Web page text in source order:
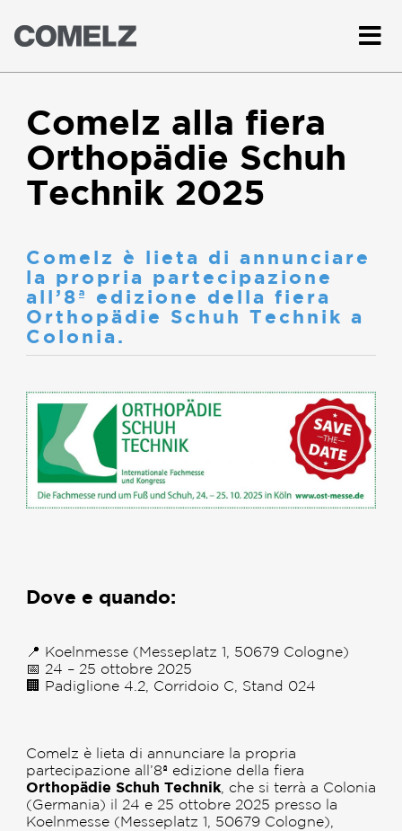
Comelz alla fiera
Orthopädie Schuh
Technik 2025
Comelz è lieta di annunciare
la propria partecipazione
all’8ª edizione della fiera
Orthopädie Schuh Technik a
Colonia.
Dove e quando:
📍 Koelnmesse (Messeplatz 1, 50679 Cologne)
📅 24 – 25 ottobre 2025
🏢 Padiglione 4.2, Corridoio C, Stand 024
Comelz è lieta di annunciare la propria
partecipazione all’8ª edizione della fiera
Orthopädie Schuh Technik , che si terrà a Colonia
(Germania) il 24 e 25 ottobre 2025 presso la
Koelnmesse (Messeplatz 1, 50679 Cologne),